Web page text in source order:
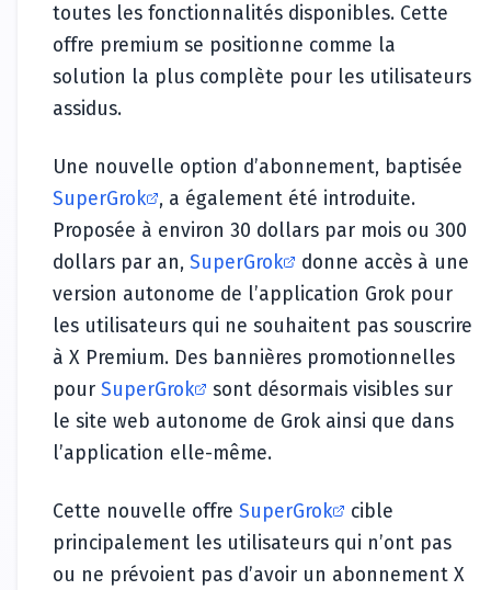
toutes les fonctionnalités disponibles. Cette
offre premium se positionne comme la
solution la plus complète pour les utilisateurs
assidus.
Une nouvelle option d’abonnement, baptisée
SuperGrok
, a également été introduite.
Proposée à environ 30 dollars par mois ou 300
dollars par an, SuperGrok
donne accès à une
version autonome de l’application Grok pour
les utilisateurs qui ne souhaitent pas souscrire
à X Premium. Des bannières promotionnelles
pour SuperGrok
sont désormais visibles sur
le site web autonome de Grok ainsi que dans
l’application elle-même.
Cette nouvelle offre SuperGrok
cible
principalement les utilisateurs qui n’ont pas
ou ne prévoient pas d’avoir un abonnement X